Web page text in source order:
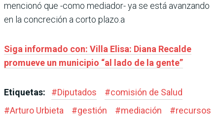
mencionó que -como mediador- ya se está avanzando
en la concreción a corto plazo.a
Siga informado con: Villa Elisa: Diana Recalde
promueve un municipio “al lado de la gente”
Etiquetas: #Diputados #comisión de Salud
#Arturo Urbieta #gestión #mediación #recursos